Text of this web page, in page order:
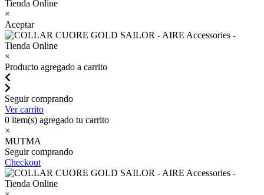
×
Aceptar
×
Producto agregado a carrito
Seguir comprando
Ver carrito
0 item(s) agregado tu carrito
×
MUTMA
Seguir comprando
Checkout